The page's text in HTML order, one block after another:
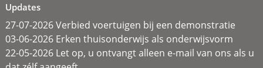
Updates
27-07-2026 Verbied voertuigen bij een demonstratie
03-06-2026 Erken thuisonderwijs als onderwijsvorm
22-05-2026 Let op, u ontvangt alleen e-mail van ons als u